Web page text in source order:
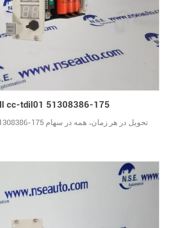
cc-tdil01 51308386-175
honeywell cc-tdil01 51308386-175 تحویل در هر زمان، همه در سهام